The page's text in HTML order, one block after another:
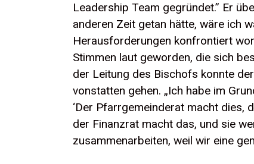
Leadership Team gegründet.” Er
anderen Zeit getan hätte, wäre ich
Herausforderungen konfrontiert
Stimmen laut geworden, die sich
der Leitung des Bischofs konnte
vonstatten gehen. „Ich habe im
‘Der Pfarrgemeinderat macht dies,
der Finanzrat macht das, und sie
zusammenarbeiten, weil wir eine